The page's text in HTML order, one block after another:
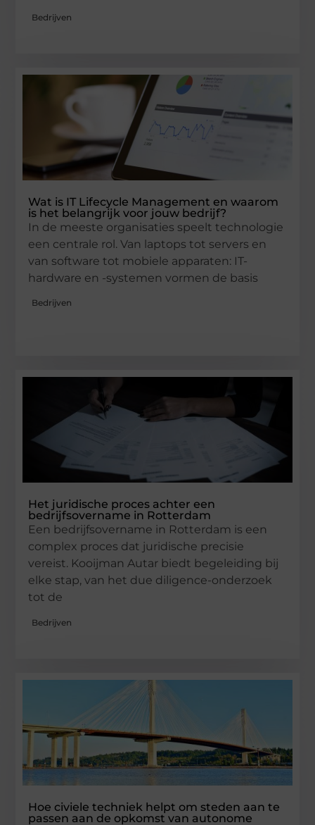
Bedrijven
Wat is IT Lifecycle Management en waarom
is het belangrijk voor jouw bedrijf?
In de meeste organisaties speelt technologie
een centrale rol. Van laptops tot servers en
van software tot mobiele apparaten: IT-
hardware en -systemen vormen de basis
Bedrijven
Het juridische proces achter een
bedrijfsovername in Rotterdam
Een bedrijfsovername in Rotterdam is een
complex proces dat juridische precisie
vereist. Kooijman Autar biedt begeleiding bij
elke stap, van het due diligence-onderzoek
tot de
Bedrijven
Hoe civiele techniek helpt om steden aan te
passen aan de opkomst van autonome